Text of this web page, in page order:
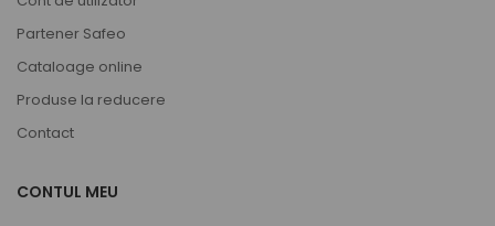
Partener Safeo
Cataloage online
Produse la reducere
Contact
CONTUL MEU